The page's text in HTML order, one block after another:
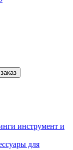
инструмент и
для